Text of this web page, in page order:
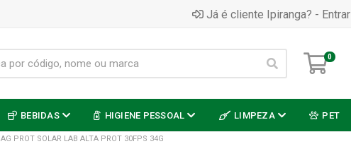
Já é cliente Ipiranga? - Entrar
0
BEBIDAS HIGIENE PESSOAL LIMPEZA PET
AG PROT SOLAR LAB ALTA PROT 30FPS 34G